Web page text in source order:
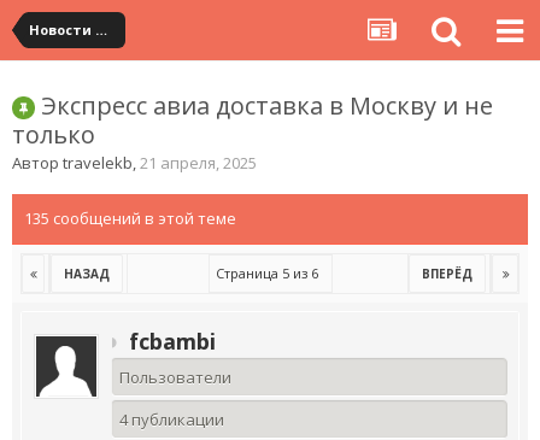
Новости сервиса
Экспресс авиа доставка в Москву и не
только
Автор travelekb,21 апреля, 2025
135 сообщений в этой теме
НАЗАД ВПЕРЁД
Страница 5 из 6
fcbambi
Пользователи
4 публикации